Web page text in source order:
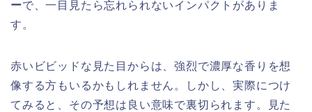
ーで、一目見たら忘れられないインパクトがありま
す。
赤いビビッドな見た目からは、強烈で濃厚な香りを想
像する方もいるかもしれません。しかし、実際につけ
てみると、その予想は良い意味で裏切られます。見た